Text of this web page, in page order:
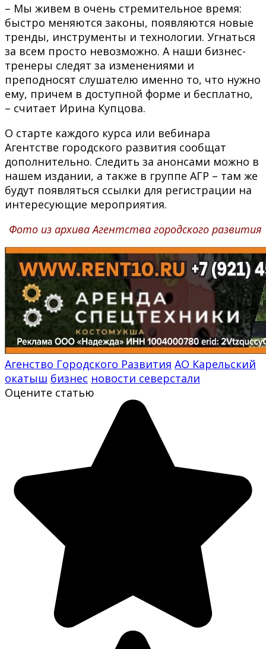
– Мы живем в очень стремительное время:
быстро меняются законы, появляются новые
тренды, инструменты и технологии. Угнаться
за всем просто невозможно. А наши бизнес-
тренеры следят за изменениями и
преподносят слушателю именно то, что нужно
ему, причем в доступной форме и бесплатно,
– считает Ирина Купцова.
О старте каждого курса или вебинара
Агентстве городского развития сообщат
дополнительно. Следить за анонсами можно в
нашем издании, а также в группе АГР – там же
будут появляться ссылки для регистрации на
интересующие мероприятия.
Фото из архива Агентства городского развития
Агенство Городского Развития АО Карельский
окатыш бизнес новости северстали
Оцените статью